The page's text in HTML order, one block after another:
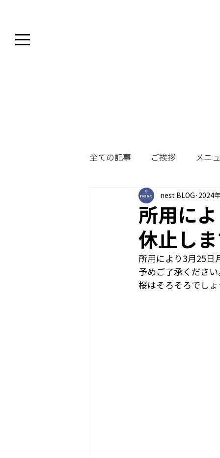
全ての記事 ご挨拶 メニ
所用に
休止し
nest BLOG 2024
所用により3月25日
予めご了承ください
桜はそろそろでし